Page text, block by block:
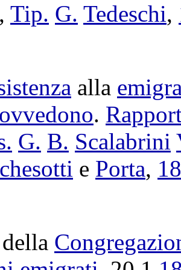
, Tip. G. Tedeschi,
alla
.
G. B. Scalabrini
e Porta,
della